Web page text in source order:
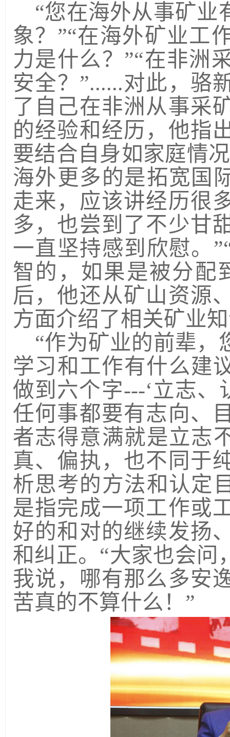
“您在海外从事矿业
象？”“在海外矿业工
力是什么？”“在非洲
安全？”......对此，骆
了自己在非洲从事采
的经验和经历，他指
要结合自身如家庭情
海外更多的是拓宽国
走来，应该讲经历很
多，也尝到了不少甘
一直坚持感到欣慰。
智的，如果是被分配
后，他还从矿山资源
方面介绍了相关矿业
“作为矿业的前辈，
学习和工作有什么建
做到六个字---‘立志、
任何事都要有志向、
者志得意满就是立志
真、偏执，也不同于
析思考的方法和认定
是指完成一项工作或
好的和对的继续发扬
和纠正。“大家也会问
我说，哪有那么多安
苦真的不算什么！”